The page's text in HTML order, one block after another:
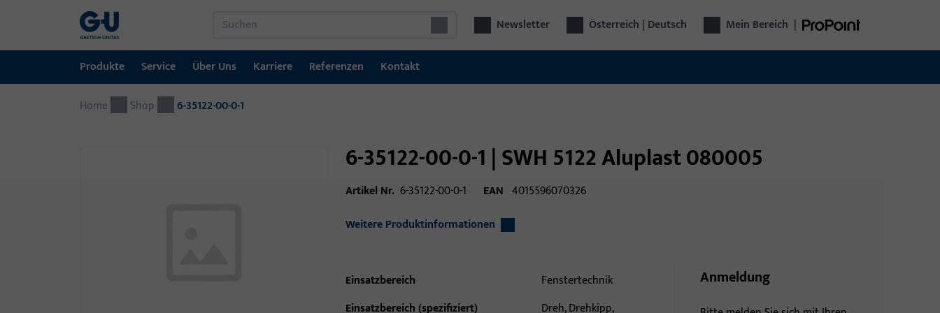
Newsletter Österreich | Deutsch Mein Bereich |
Produkte
Produkte
Service
Service
Über Uns
Über Uns
Karriere
Karriere
Referenzen
Referenzen
Kontakt
Kontakt
Home Shop 6-35122-00-0-1
6-35122-00-0-1 | SWH 5122 Aluplast 080005
Artikel Nr. 6-35122-00-0-1 EAN 4015596070326
Weitere Produktinformationen
Einsatzbereich
Fenstertechnik
Einsatzbereich (spezifiziert)
Dreh, Drehkipp,
Anmeldung